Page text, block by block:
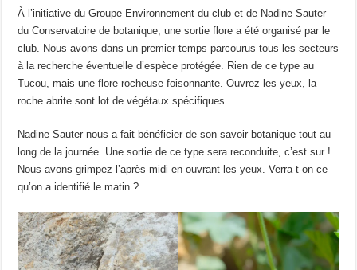
À l’initiative du Groupe Environnement du club et de Nadine Sauter
du Conservatoire de botanique, une sortie flore a été organisé par le
club. Nous avons dans un premier temps parcourus tous les secteurs
à la recherche éventuelle d’espèce protégée. Rien de ce type au
Tucou, mais une flore rocheuse foisonnante. Ouvrez les yeux, la
roche abrite sont lot de végétaux spécifiques.
Nadine Sauter nous a fait bénéficier de son savoir botanique tout au
long de la journée. Une sortie de ce type sera reconduite, c’est sur !
Nous avons grimpez l’après-midi en ouvrant les yeux. Verra-t-on ce
qu’on a identifié le matin ?